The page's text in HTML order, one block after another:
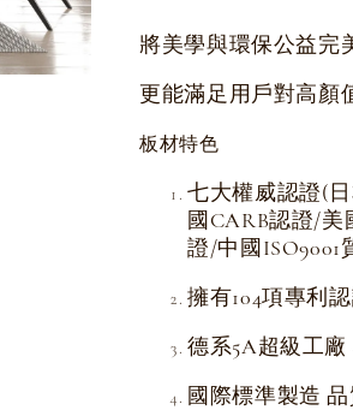
將美學與環保公益完
更能滿足用戶對高顏
板材特色
七大權威認證(
國CARB認證/美
證/中國ISO9001
擁有104項專利
德系5A超級工廠
國際標準製造